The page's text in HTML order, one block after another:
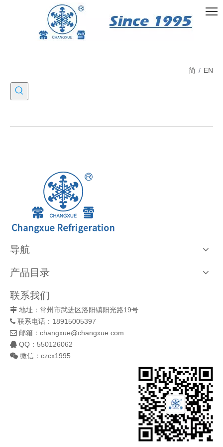
简 / EN
导航
产品目录
联系我们
 地址：常州市武进区洛阳镇阳光路19号
 联系电话：18915005397
 邮箱： changxue@changxue.com
 QQ：550126062
 微信：czcx1995